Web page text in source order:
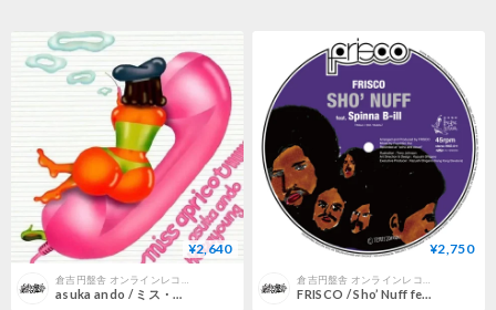
¥2,640
asuka ando / ミス・アプリコット (新品7"レコード)
¥2,750
FRISCO / Sho’ Nuff feat. Spinna B-ILL[ピクチャー盤] (新品7"レコード)